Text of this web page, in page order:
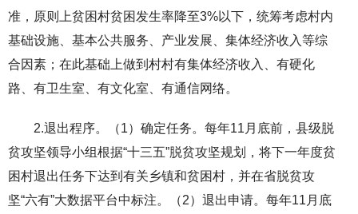
准，原则上贫困村贫困发生率降至3%以下，统筹考虑村内
基础设施、基本公共服务、产业发展、集体经济收入等综
合因素；在此基础上做到村村有集体经济收入、有硬化
路、有卫生室、有文化室、有通信网络。
2.退出程序。（1）确定任务。每年11月底前，县级脱
贫攻坚领导小组根据“十三五”脱贫攻坚规划，将下一年度贫
困村退出任务下达到有关乡镇和贫困村，并在省脱贫攻
坚“六有”大数据平台中标注。（2）退出申请。每年11月底